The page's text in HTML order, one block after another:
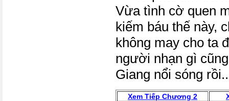
Vừa tình cờ quen
kiếm báu thế này,
không may cho ta
người nhạn gì
Giang nổi sóng
Xem Tiếp Chương 2